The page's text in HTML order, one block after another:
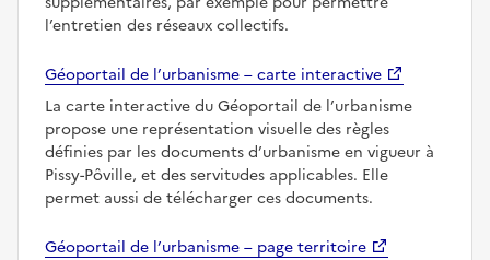
l’entretien des réseaux collectifs.
Géoportail de l’urbanisme – carte interactive
La carte interactive du Géoportail de l’urbanisme
propose une représentation visuelle des règles
définies par les documents d’urbanisme en vigueur à
Pissy-Pôville, et des servitudes applicables. Elle
permet aussi de télécharger ces documents.
Géoportail de l’urbanisme – page territoire